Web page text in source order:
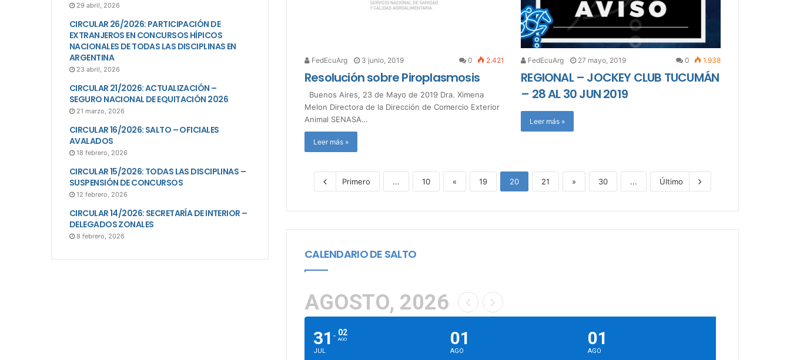
FedEcuArg 3 junio, 2019 0 2.421
Resolución sobre Piroplasmosis
Buenos Aires, 23 de Mayo de 2019 Dra. Ximena
Melon Directora de la Dirección de Comercio Exterior
Animal SENASA…
Leer más »
FedEcuArg 27 mayo, 2019 0 1.938
REGIONAL – JOCKEY CLUB TUCUMÁN
– 28 AL 30 JUN 2019
Leer más »
Primero ... 10 « 19 20 21 » 30 ... Último
CALENDARIO DE SALTO
AGOSTO, 2026
31
JUL
02
AGO 01
AGO
01
AGO
29 abril, 2026
CIRCULAR 26/2026: PARTICIPACIÓN DE
EXTRANJEROS EN CONCURSOS HÍPICOS
NACIONALES DE TODAS LAS DISCIPLINAS EN
ARGENTINA
23 abril, 2026
CIRCULAR 21/2026: ACTUALIZACIÓN –
SEGURO NACIONAL DE EQUITACIÓN 2026
21 marzo, 2026
CIRCULAR 16/2026: SALTO – OFICIALES
AVALADOS
18 febrero, 2026
CIRCULAR 15/2026: TODAS LAS DISCIPLINAS –
SUSPENSIÓN DE CONCURSOS
12 febrero, 2026
CIRCULAR 14/2026: SECRETARÍA DE INTERIOR –
DELEGADOS ZONALES
8 febrero, 2026